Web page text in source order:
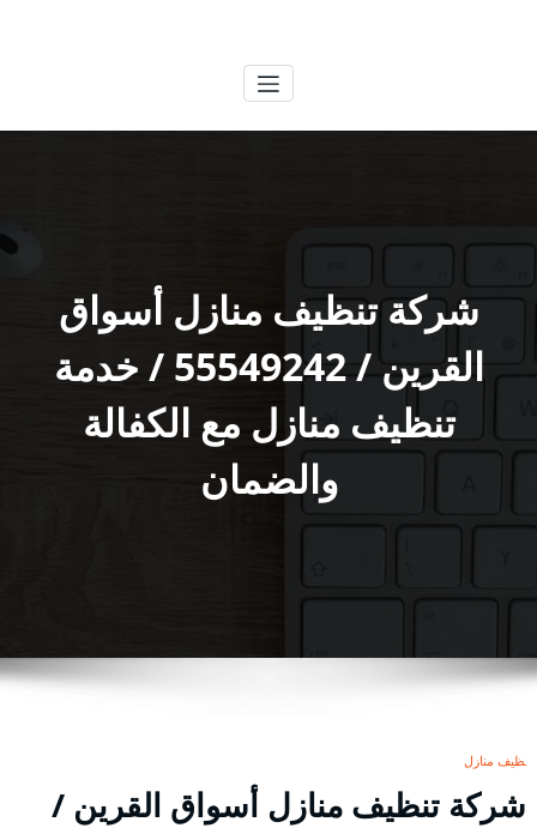
شركة تنظيف منازل أسواق
القرين / 55549242 / خدمة
تنظيف منازل مع الكفالة
والضمان
تنظيف منازل
شركة تنظيف منازل أسواق القرين /